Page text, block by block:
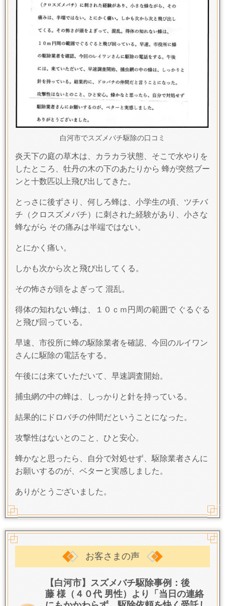
白河市でスズメバチ駆除の口コミ
炎天下の庭の草木は、カラカラ状態、そこで水やりを
したところ、牡丹の木の下のあたりから 蜂が突然ブー
ンと十数匹以上飛び出してきた。
とっさに後ずさり、何しろ蜂は、小学生の頃、ツチバ
チ（クロスズメバチ）に刺された経験があり、小さな
蜂ながら その痛みは半端ではない。
とにかく痛い。
しかも次から次と飛び出してくる。
その怖さが頭をよぎって 混乱。
得体の知れない蜂は、１０ｃｍ円周の範囲で ぐるぐる
と飛び回っている。
早速、市役所に蜂の駆除業者を確認、今回のルイワン
さんに駆除の電話をする。
午後には来ていただいて、早速調査開始。
捕虫網の中の蜂は、しっかりと針を持っている。
結果的にドロバチの仲間だということになった。
攻撃性はないとのこと、ひと安心。
蜂かなと思ったら、自分で対処せず、駆除業者さんに
お願いするのが、ベターと実感しました。
ありがとうございました。
お客さまの声
【白河市】スズメバチ駆除事例：後
藤 様（４０代 男性）より「当日の連絡